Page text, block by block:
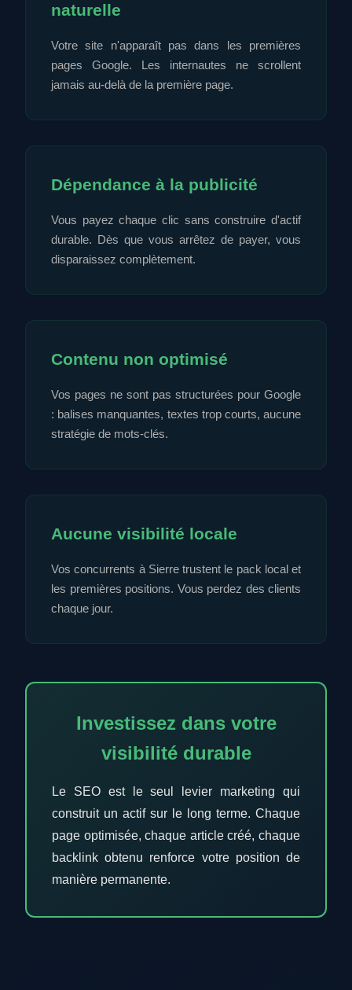
naturelle
Votre site n'apparaît pas dans les premières
pages Google. Les internautes ne scrollent
jamais au-delà de la première page.
Dépendance à la publicité
Vous payez chaque clic sans construire d'actif
durable. Dès que vous arrêtez de payer, vous
disparaissez complètement.
Contenu non optimisé
Vos pages ne sont pas structurées pour Google
: balises manquantes, textes trop courts, aucune
stratégie de mots-clés.
Aucune visibilité locale
Vos concurrents à Sierre trustent le pack local et
les premières positions. Vous perdez des clients
chaque jour.
Investissez dans votre
visibilité durable
Le SEO est le seul levier marketing qui
construit un actif sur le long terme. Chaque
page optimisée, chaque article créé, chaque
backlink obtenu renforce votre position de
manière permanente.